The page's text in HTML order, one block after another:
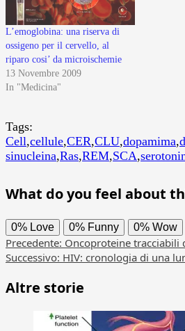
L’emoglobina: una riserva di
ossigeno per il cervello, al
riparo cosi’ da microischemie
13 Novembre 2009
In "Medicina"
Tags:
Cell,cellule,CER,CLU,dopamima,
sinucleina,Ras,REM,SCA,
What do you feel about
0% Love 0% Funny 0% Wow
Navigazione
articolo
Precedente: Oncoproteine tracciabili
Successivo: HIV: cronologia di una
Altre storie